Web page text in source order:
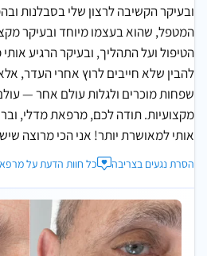
ובעיקר הקשיבה לרצון שלי בסבלנות
המטפל, שהוא בעצמו מיוחד ובעיקר
הטיפול ועל התהליך, ובעיקר הרגיע
להבין שלא חייבים לרוץ אחרי העדר,
שפחות מוכרים ולגלות עולם אחר —
מקצועיות. תודה לכם, מרפאת מדלי,
אותי למאושרת יותר! אני הכי מרוצה
הסרת נגעים בצריבה כל חוות הדעת על